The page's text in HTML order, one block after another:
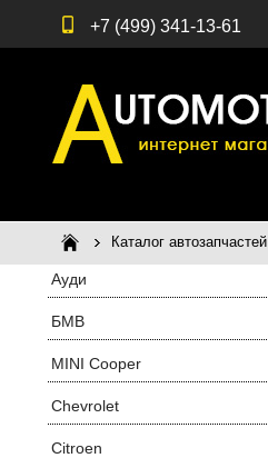
+7 (499) 341-13-61
Каталог автозапчастей
Ауди
БМВ
MINI Cooper
Chevrolet
Citroen